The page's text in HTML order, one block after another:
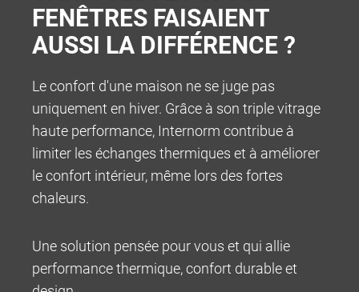
FENÊTRES FAISAIENT
AUSSI LA DIFFÉRENCE ?
Le confort d'une maison ne se juge pas
uniquement en hiver. Grâce à son triple vitrage
haute performance, Internorm contribue à
limiter les échanges thermiques et à améliorer
le confort intérieur, même lors des fortes
chaleurs.
Une solution pensée pour vous et qui allie
performance thermique, confort durable et